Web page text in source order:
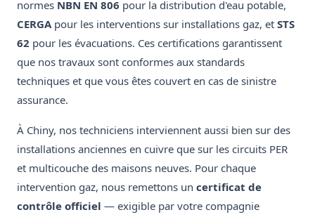
normes NBN EN 806 pour la distribution d'eau potable,
CERGApour les interventions sur installations gaz, et STS
62 pour les évacuations. Ces certifications garantissent
que nos travaux sont conformes aux standards
techniques et que vous êtes couvert en cas de sinistre
assurance.
À Chiny, nos techniciens interviennent aussi bien sur des
installations anciennes en cuivre que sur les circuits PER
et multicouche des maisons neuves. Pour chaque
intervention gaz, nous remettons un certificat de
contrôle officiel — exigible par votre compagnie